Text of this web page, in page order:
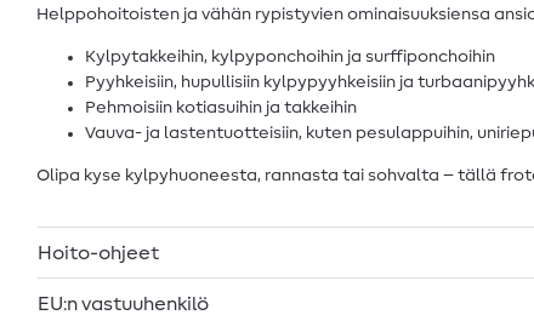
Helppohoitoisten ja vähän rypistyvien ominaisuuksiensa
Kylpytakkeihin, kylpyponchoihin ja surffiponchoihin
Pyyhkeisiin, hupullisiin kylpypyyhkeisiin ja
Pehmoisiin kotiasuihin ja takkeihin
Vauva- ja lastentuotteisiin, kuten pesulappuihin,
Olipa kyse kylpyhuoneesta, rannasta tai sohvalta – tällä
Hoito-ohjeet
EU:n vastuuhenkilö